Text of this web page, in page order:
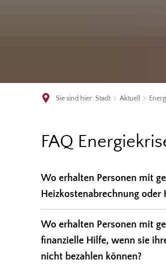
Sie sind hier: Stadt Aktuell
Auswirkungen
Energiepreise
FAQ
Wo erhalten Personen mit
Heizkostenabrechnung
Wo erhalten Personen mit
finanzielle Hilfe, wenn sie
nicht bezahlen können?